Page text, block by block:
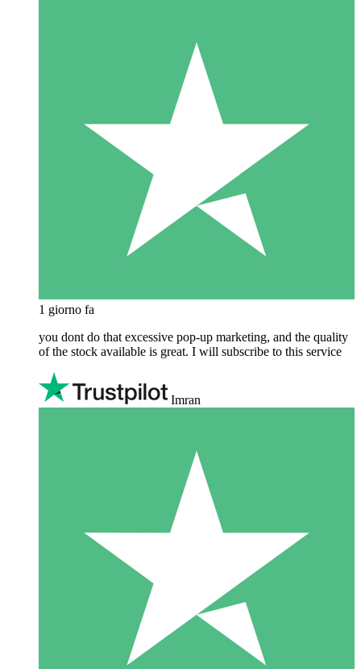
1 giorno fa
you dont do that excessive pop-up marketing, and the quality
of the stock available is great. I will subscribe to this service
Imran